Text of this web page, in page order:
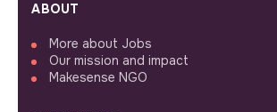
ABOUT
More about Jobs
Our mission and impact
Makesense NGO